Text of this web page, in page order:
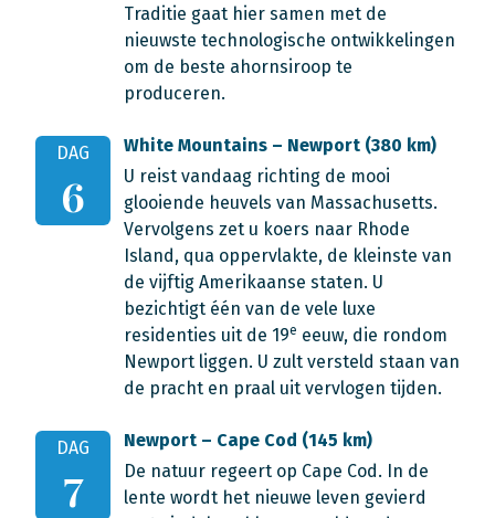
Traditie gaat hier samen met de
nieuwste technologische ontwikkelingen
om de beste ahornsiroop te
produceren.
DAG
6
White Mountains – Newport (380 km)
U reist vandaag richting de mooi
glooiende heuvels van Massachusetts.
Vervolgens zet u koers naar Rhode
Island, qua oppervlakte, de kleinste van
de vijftig Amerikaanse staten. U
bezichtigt één van de vele luxe
residenties uit de 19e eeuw, die rondom
Newport liggen. U zult versteld staan van
de pracht en praal uit vervlogen tijden.
DAG
7
Newport – Cape Cod (145 km)
De natuur regeert op Cape Cod. In de
lente wordt het nieuwe leven gevierd